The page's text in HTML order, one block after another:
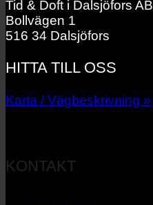
Tid & Doft i Dalsjöfors AB
Bollvägen 1
516 34 Dalsjöfors
HITTA TILL OSS
Karta / Vägbeskrivning »
KONTAKT